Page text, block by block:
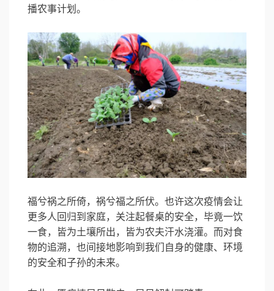
播农事计划。
福兮祸之所倚，祸兮福之所伏。也许这次疫情会让
更多人回归到家庭，关注起餐桌的安全，毕竟一饮
一食，皆为土壤所出，皆为农夫汗水浇灌。而对食
物的追溯，也间接地影响到我们自身的健康、环境
的安全和子孙的未来。